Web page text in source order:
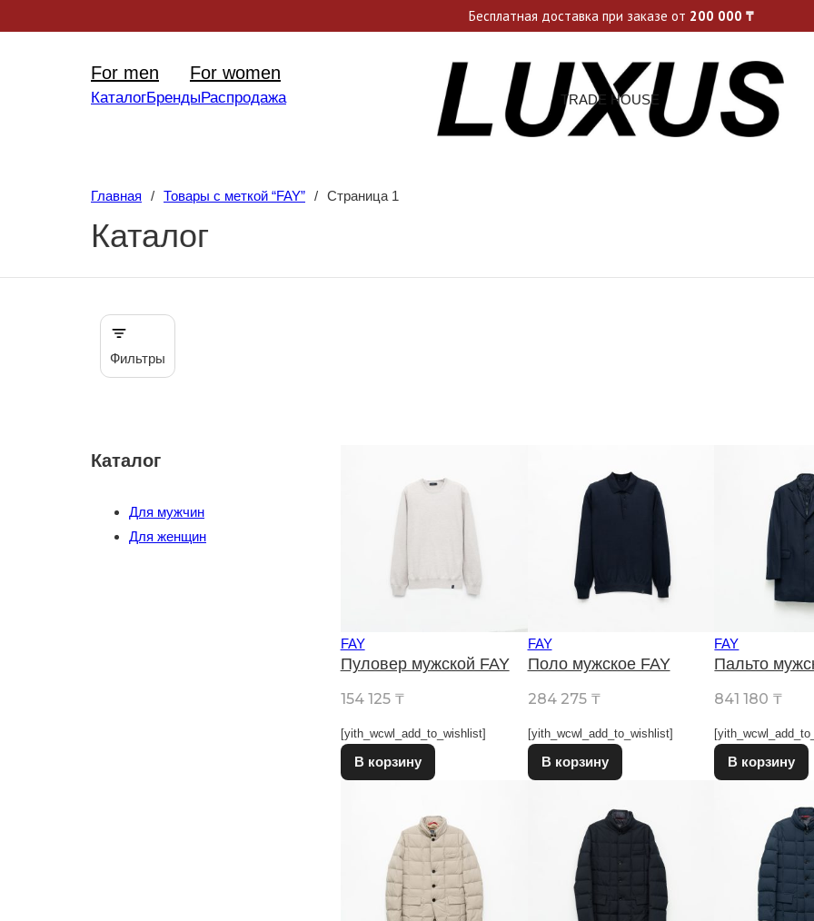
Уникальные акции и спецпредложения каждую неделю, не пропусти
For men For women
КаталогБрендыРаспродажа TRADE HOUSE
Главная / Товары с меткой “FAY” / Страница 1
Каталог
Фильтры
Каталог
Для мужчин
Для женщин
FAY
Пуловер мужской FAY
154 125 ₸
[yith_wcwl_add_to_wishlist]
В корзину Этот товар имеет несколько вариаций. Опции можно
FAY
Поло мужское FAY
284 275 ₸
[yith_wcwl_add_to_wishlist]
В корзину Этот товар имеет несколько
FAY
Пальто
841 180 ₸
В корзину
Бесплатная доставка при заказе от 200 000 ₸